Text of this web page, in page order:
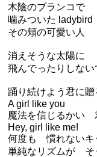
木陰のブランコで
噛みついた ladybird
その頬の可愛い人
消えそうな太陽に
飛んでったりしない
踊り続けよう君に贈
A girl like you
魔法を信じるかい
Hey, girl like me!
何度も 慣れないキ
単純なリズムが